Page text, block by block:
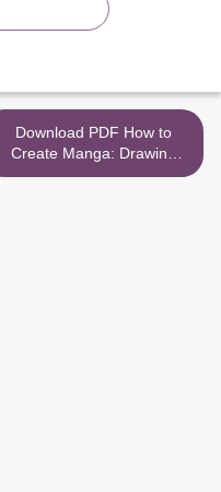
Download PDF How to
Create Manga: Drawing
Clothing and Accessories: